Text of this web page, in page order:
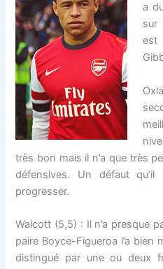
a
sur
est
très bon mais il n’a que très
défensives. Un défaut
progresser.
Walcott (5,5) : Il n’a presque
paire Boyce-Figueroa l’a bien
distingué par une ou deux